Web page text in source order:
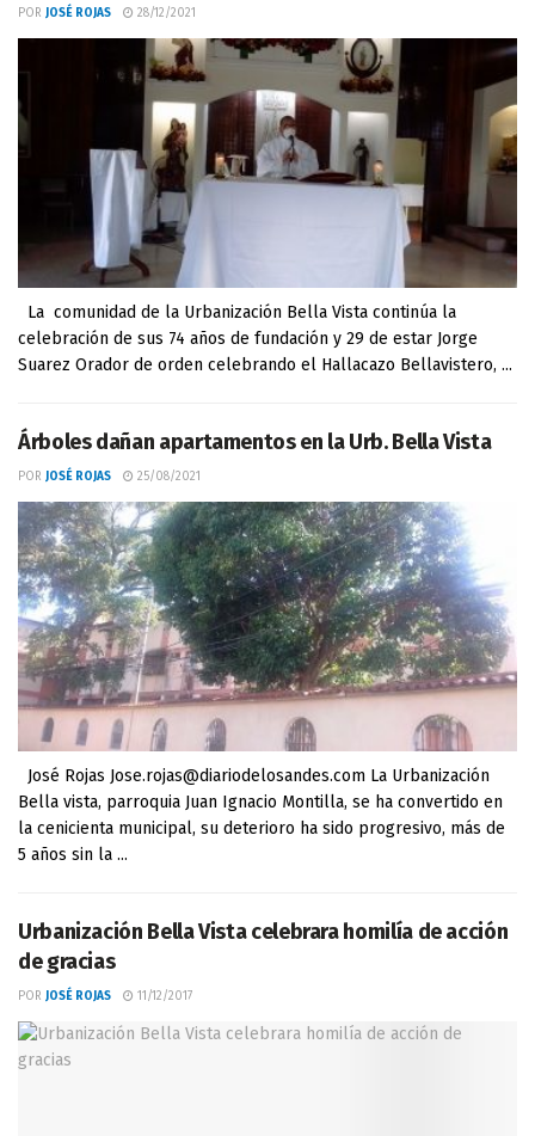
POR JOSÉ ROJAS 28/12/2021
La comunidad de la Urbanización Bella Vista continúa la
celebración de sus 74 años de fundación y 29 de estar Jorge
Suarez Orador de orden celebrando el Hallacazo Bellavistero, ...
Árboles dañan apartamentos en la Urb. Bella Vista
POR JOSÉ ROJAS 25/08/2021
José Rojas Jose.rojas@diariodelosandes.com La Urbanización
Bella vista, parroquia Juan Ignacio Montilla, se ha convertido en
la cenicienta municipal, su deterioro ha sido progresivo, más de
5 años sin la ...
Urbanización Bella Vista celebrara homilía de acción
de gracias
POR JOSÉ ROJAS 11/12/2017